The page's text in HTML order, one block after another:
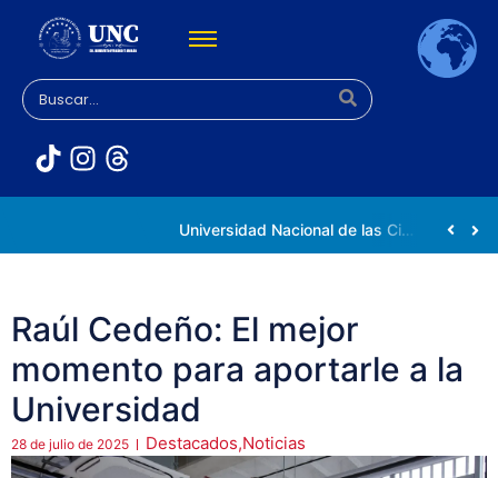
Universidad Nacional de las Ciencias impulsa vocaciones científicas en la Expoferia de Oportunidades de Estudio 2026
Raúl Cedeño: El mejor
momento para aportarle a la
Universidad
28 de julio de 2025 Destacados,Noticias